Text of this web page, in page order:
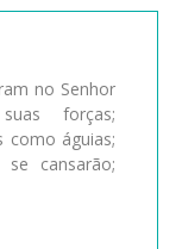
no Senhor
forças;
como águias;
cansarão;